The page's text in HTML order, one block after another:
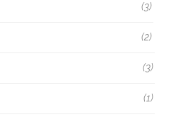
(3)
(2)
(3)
(1)